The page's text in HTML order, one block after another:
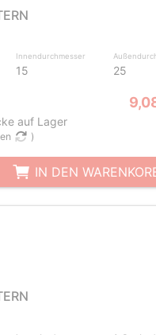
Innendurchmesser
15 25
auf Lager
)
IN DEN